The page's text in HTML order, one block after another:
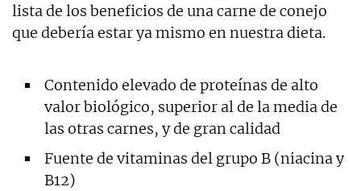
lista de los beneficios de una carne de conejo
que debería estar ya mismo en nuestra dieta.
Contenido elevado de proteínas de alto
valor biológico, superior al de la media de
las otras carnes, y de gran calidad
Fuente de vitaminas del grupo B (niacina y
B12)